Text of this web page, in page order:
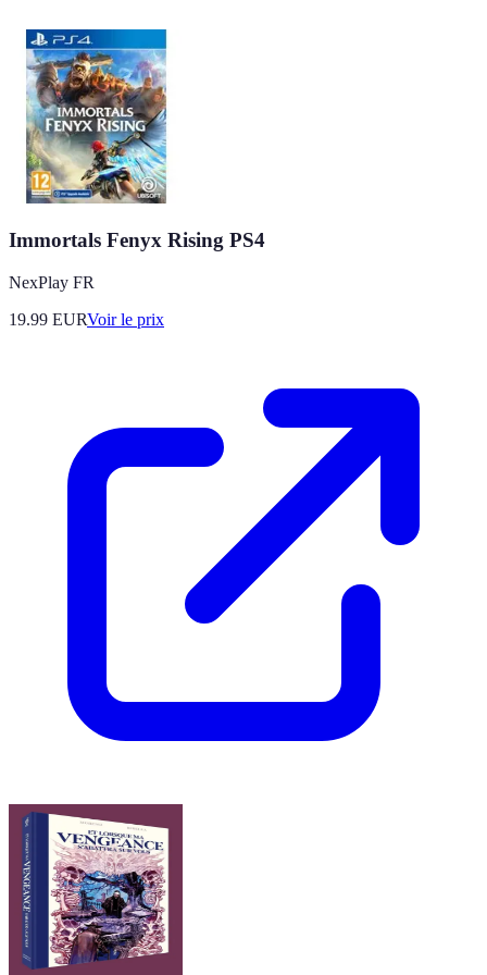
Immortals Fenyx Rising PS4
NexPlay FR
19.99 EURVoir le prix